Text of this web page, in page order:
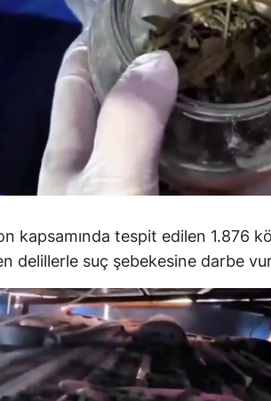
Muğla
Muş
Nevşehir
Niğde
Ordu
Sakarya
Siirt
Sivas
kapsamında tespit edilen 1.876
delillerle suç şebekesine darbe